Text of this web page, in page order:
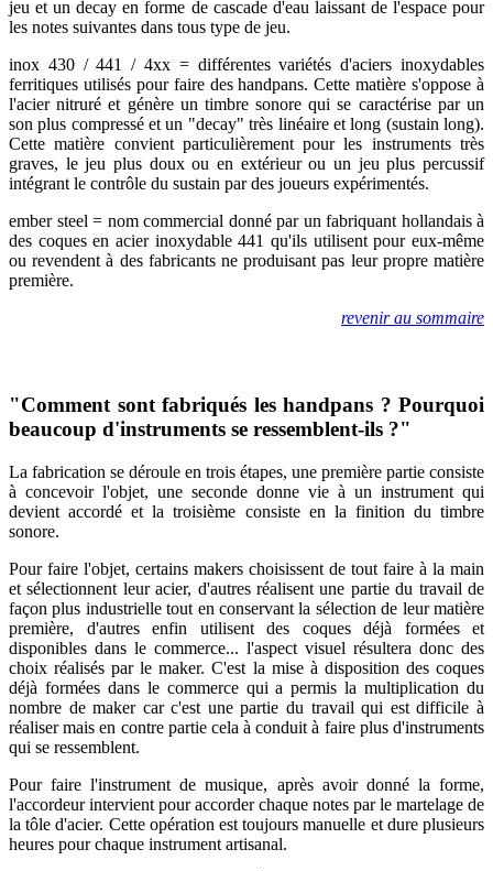
jeu et un decay en forme de cascade d'eau laissant de l'espace pour
les notes suivantes dans tous type de jeu.
inox 430 / 441 / 4xx = différentes variétés d'aciers inoxydables
ferritiques utilisés pour faire des handpans. Cette matière s'oppose à
l'acier nitruré et génère un timbre sonore qui se caractérise par un
son plus compressé et un "decay" très linéaire et long (sustain long).
Cette matière convient particulièrement pour les instruments très
graves, le jeu plus doux ou en extérieur ou un jeu plus percussif
intégrant le contrôle du sustain par des joueurs expérimentés.
ember steel = nom commercial donné par un fabriquant hollandais à
des coques en acier inoxydable 441 qu'ils utilisent pour eux-même
ou revendent à des fabricants ne produisant pas leur propre matière
première.
revenir au sommaire
"Comment sont fabriqués les handpans ? Pourquoi
beaucoup d'instruments se ressemblent-ils ?"
La fabrication se déroule en trois étapes, une première partie consiste
à concevoir l'objet, une seconde donne vie à un instrument qui
devient accordé et la troisième consiste en la finition du timbre
sonore.
Pour faire l'objet, certains makers choisissent de tout faire à la main
et sélectionnent leur acier, d'autres réalisent une partie du travail de
façon plus industrielle tout en conservant la sélection de leur matière
première, d'autres enfin utilisent des coques déjà formées et
disponibles dans le commerce... l'aspect visuel résultera donc des
choix réalisés par le maker. C'est la mise à disposition des coques
déjà formées dans le commerce qui a permis la multiplication du
nombre de maker car c'est une partie du travail qui est difficile à
réaliser mais en contre partie cela à conduit à faire plus d'instruments
qui se ressemblent.
Pour faire l'instrument de musique, après avoir donné la forme,
l'accordeur intervient pour accorder chaque notes par le martelage de
la tôle d'acier. Cette opération est toujours manuelle et dure plusieurs
heures pour chaque instrument artisanal.